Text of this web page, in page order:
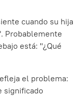
cuando su hija
Probablemente
está: "¿Qué
el problema:
significado